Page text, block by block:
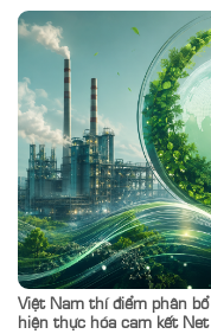
Việt Nam thí điểm phân
hiện thực hóa cam kết